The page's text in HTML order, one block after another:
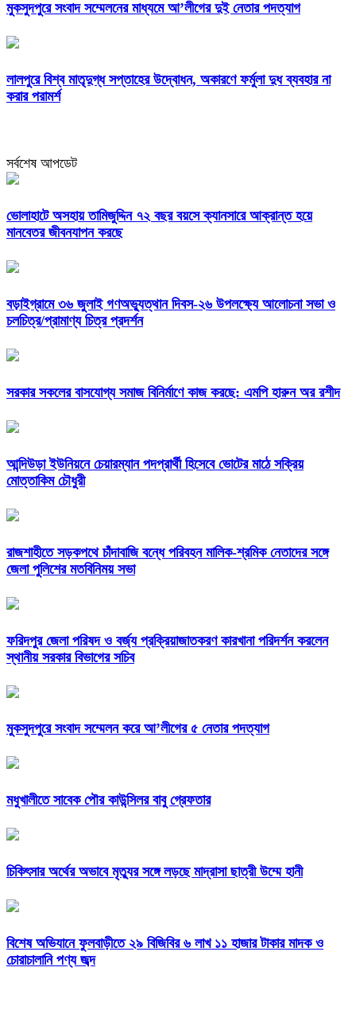
মুকসুদপুরে সংবাদ সম্মেলনের মাধ্যমে আ’লীগের দুই নেতার পদত্যাগ
লালপুরে বিশ্ব মাতৃদুগ্ধ সপ্তাহের উদ্বোধন, অকারণে ফর্মুলা দুধ ব্যবহার না
করার পরামর্শ
সর্বশেষ আপডেট
ভোলাহাটে অসহায় তামিজুদ্দিন ৭২ বছর বয়সে ক্যানসারে আক্রান্ত হয়ে
মানবেতর জীবনযাপন করছে
বড়াইগ্রামে ৩৬ জুলাই গণঅভ্যুত্থান দিবস-২৬ উপলক্ষ্যে আলোচনা সভা ও
চলচিত্র/প্রামাণ্য চিত্র প্রদর্শন
সরকার সকলের বাসযোগ্য সমাজ বিনির্মাণে কাজ করছে: এমপি হারুন অর রশীদ
আন্দিউড়া ইউনিয়নে চেয়ারম্যান পদপ্রার্থী হিসেবে ভোটের মাঠে সক্রিয়
মোত্তাকিম চৌধুরী
রাজশাহীতে সড়কপথে চাঁদাবাজি বন্ধে পরিবহন মালিক-শ্রমিক নেতাদের সঙ্গে
জেলা পুলিশের মতবিনিময় সভা
ফরিদপুর জেলা পরিষদ ও বর্জ্য প্রক্রিয়াজাতকরণ কারখানা পরিদর্শন করলেন
স্থানীয় সরকার বিভাগের সচিব
মুকসুদপুরে সংবাদ সম্মেলন করে আ’লীগের ৫ নেতার পদত্যাগ
মধুখালীতে সাবেক পৌর কাউন্সিলর বাবু গ্রেফতার
চিকিৎসার অর্থের অভাবে মৃত্যুর সঙ্গে লড়ছে মাদ্রাসা ছাত্রী উম্মে হানী
বিশেষ অভিযানে ফুলবাড়ীতে ২৯ বিজিবির ৬ লাখ ১১ হাজার টাকার মাদক ও
চোরাচালানি পণ্য জব্দ